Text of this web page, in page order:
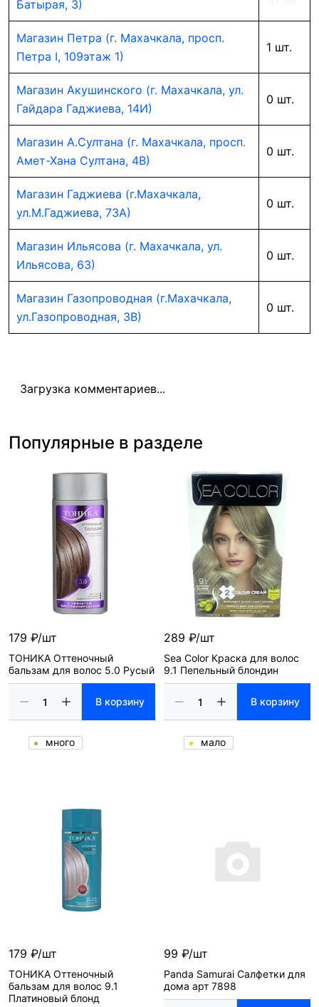
Батырая, 3)
Магазин Петра (г. Махачкала, просп.
Петра I, 109этаж 1)
1 шт.
Магазин Акушинского (г. Махачкала, ул.
Гайдара Гаджиева, 14И)
0 шт.
Магазин А.Султана (г. Махачкала, просп.
Амет-Хана Султана, 4В)
0 шт.
Магазин Гаджиева (г.Махачкала,
ул.М.Гаджиева, 73А)
0 шт.
Магазин Ильясова (г. Махачкала, ул.
Ильясова, 63)
0 шт.
Магазин Газопроводная (г.Махачкала,
ул.Газопроводная, 3В)
0 шт.
Загрузка комментариев...
Популярные в разделе
179 ₽/шт
ТОНИКА Оттеночный
бальзам для волос 5.0 Русый
В корзину
много
289 ₽/шт
Sea Color Краска для волос
9.1 Пепельный блондин
В корзину
мало
179 ₽/шт
ТОНИКА Оттеночный
бальзам для волос 9.1
Платиновый блонд
99 ₽/шт
Panda Samurai Салфетки для
дома арт 7898